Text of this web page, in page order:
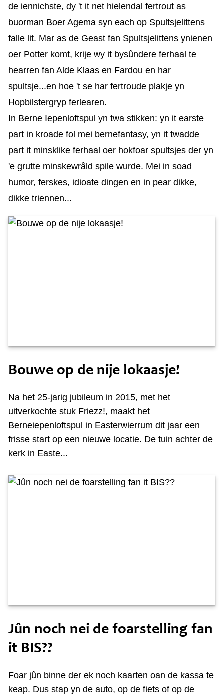
de iennichste, dy 't it net hielendal fertrout as
buorman Boer Agema syn each op Spultsjelittens
falle lit. Mar as de Geast fan Spultsjelittens ynienen
oer Potter komt, krije wy it bysûndere ferhaal te
hearren fan Alde Klaas en Fardou en har
spultsje...en hoe 't se har fertroude plakje yn
Hopbilstergryp ferlearen.
In Berne Iepenloftspul yn twa stikken: yn it earste
part in kroade fol mei bernefantasy, yn it twadde
part it minsklike ferhaal oer hokfoar spultsjes der yn
'e grutte minskewrâld spile wurde. Mei in soad
humor, ferskes, idioate dingen en in pear dikke,
dikke triennen...
Bouwe op de nije lokaasje!
Na het 25-jarig jubileum in 2015, met het
uitverkochte stuk Friezz!, maakt het
Berneiepenloftspul in Easterwierrum dit jaar een
frisse start op een nieuwe locatie. De tuin achter de
kerk in Easte...
Jûn noch nei de foarstelling fan
it BIS??
Foar jûn binne der ek noch kaarten oan de kassa te
keap. Dus stap yn de auto, op de fiets of op de